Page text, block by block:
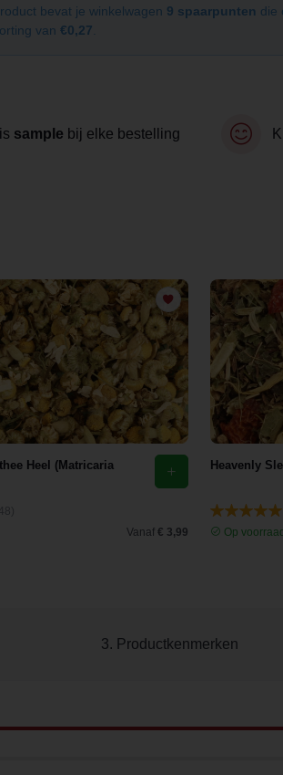
bevat je winkelwagen 9 spaarpunten die
van €0,27
sample bij elke bestelling
Heel (Matricaria
Vanaf € 3,99
Heavenly
Op voorraad
3. Productkenmerken